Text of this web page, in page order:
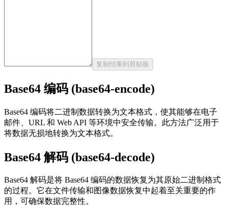
复制结果到剪贴板
Base64 编码 (base64-encode)
Base64 编码将二进制数据转换为文本格式，使其能够在电子
邮件、URL 和 Web API 等环境中安全传输。此方法广泛用于
将数据无损地转换为文本格式。
Base64 解码 (base64-decode)
Base64 解码是将 Base64 编码的数据恢复为其原始二进制格式
的过程。它在文件传输和图像数据恢复中起着至关重要的作
用，可确保数据完整性。